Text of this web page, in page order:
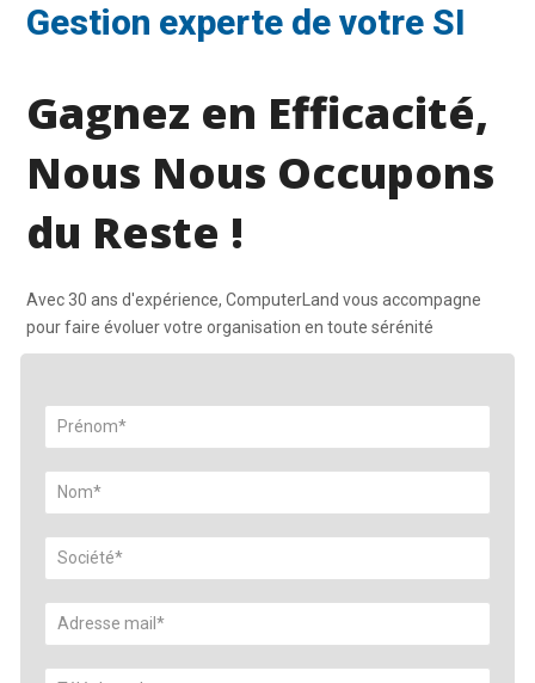
Gestion experte de votre SI
Gagnez en Efficacité,
Nous Nous Occupons
du Reste !
Avec 30 ans d'expérience, ComputerLand vous accompagne
pour faire évoluer votre organisation en toute sérénité